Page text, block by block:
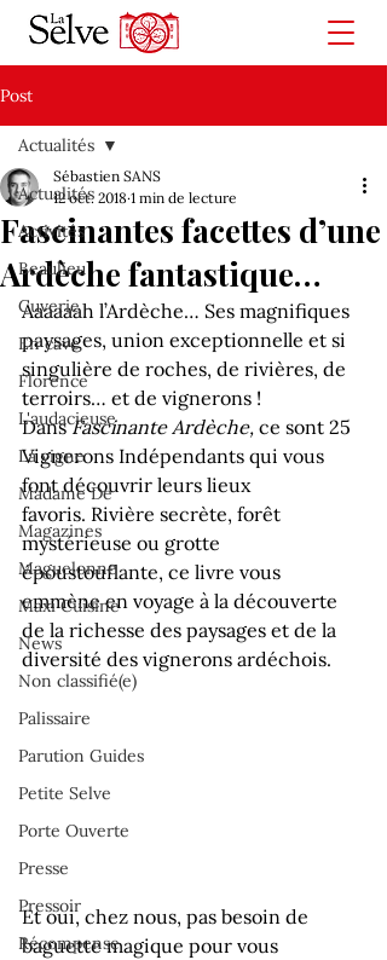
Post
Actualités
Activités
Beaulieu
Cuverie
En cave
Florence
L'audacieuse
La vigne
Madame De
Magazines
Maguelonne
Maxi Cuisine
News
Non classifié(e)
Palissaire
Parution Guides
Petite Selve
Porte Ouverte
Presse
Pressoir
Récompense
Actualités
Fascinantes facettes d’une
Ardèche fantastique…
Sébastien SANS
12 oct. 2018 1 min de lecture
Aaaaaah l’Ardèche… Ses magnifiques
paysages, union exceptionnelle et si
singulière de roches, de rivières, de
terroirs… et de vignerons !
Dans Fascinante Ardèche, ce sont 25
Vignerons Indépendants qui vous
font découvrir leurs lieux
favoris. Rivière secrète, forêt
mystérieuse ou grotte
époustouflante, ce livre vous
emmène en voyage à la découverte
de la richesse des paysages et de la
diversité des vignerons ardéchois.
Et oui, chez nous, pas besoin de
baguette magique pour vous